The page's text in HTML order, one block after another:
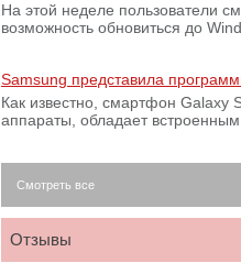
На этой неделе пользователи
возможность обновиться до
Samsung представила
Как известно, смартфон Galaxy
аппараты, обладает
Смотреть все
Отзывы